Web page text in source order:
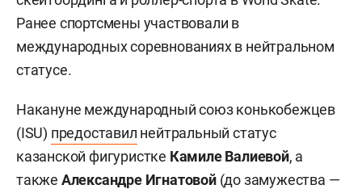
Ранее спортсмены участвовали в
международных соревнованиях в нейтральном
статусе.
Накануне международный союз конькобежцев
(ISU) предоставил нейтральный статус
казанской фигуристке Камиле Валиевой, а
также Александре Игнатовой(до замужества —